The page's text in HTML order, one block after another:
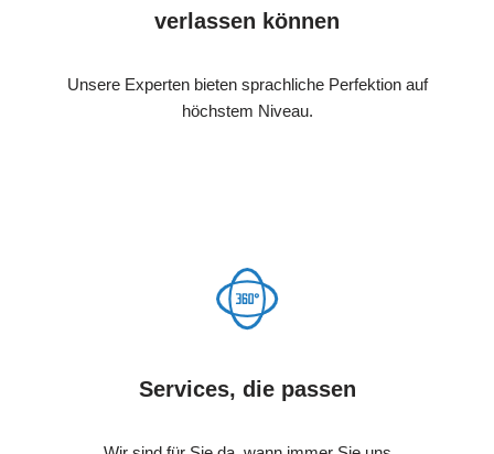
verlassen können
Unsere Experten bieten sprachliche Perfektion auf
höchstem Niveau.
Services, die passen